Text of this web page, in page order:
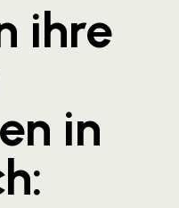
ihre
in